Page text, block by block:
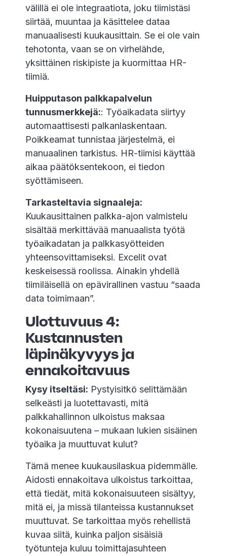
välillä ei ole integraatiota, joku tiimistäsi
siirtää, muuntaa ja käsittelee dataa
manuaalisesti kuukausittain. Se ei ole vain
tehotonta, vaan se on virhelähde,
yksittäinen riskipiste ja kuormittaa HR-
tiimiä.
Huipputason palkkapalvelun
tunnusmerkkejä:: Työaikadata siirtyy
automaattisesti palkanlaskentaan.
Poikkeamat tunnistaa järjestelmä, ei
manuaalinen tarkistus. HR-tiimisi käyttää
aikaa päätöksentekoon, ei tiedon
syöttämiseen.
Tarkasteltavia signaaleja:
Kuukausittainen palkka-ajon valmistelu
sisältää merkittävää manuaalista työtä
työaikadatan ja palkkasyötteiden
yhteensovittamiseksi. Excelit ovat
keskeisessä roolissa. Ainakin yhdellä
tiimiläisellä on epävirallinen vastuu “saada
data toimimaan”.
Ulottuvuus 4:
Kustannusten
läpinäkyvyys ja
ennakoitavuus
Kysy itseltäsi: Pystyisitkö selittämään
selkeästi ja luotettavasti, mitä
palkkahallinnon ulkoistus maksaa
kokonaisuutena – mukaan lukien sisäinen
työaika ja muuttuvat kulut?
Tämä menee kuukausilaskua pidemmälle.
Aidosti ennakoitava ulkoistus tarkoittaa,
että tiedät, mitä kokonaisuuteen sisältyy,
mitä ei, ja missä tilanteissa kustannukset
muuttuvat. Se tarkoittaa myös rehellistä
kuvaa siitä, kuinka paljon sisäisiä
työtunteja kuluu toimittajasuhteen